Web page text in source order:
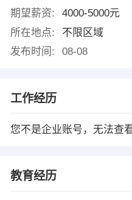
期望薪资:
4000-5000元
所在地点:
不限区域
发布时间:
08-08
工作经历
您不是企业账号，无法查
教育经历